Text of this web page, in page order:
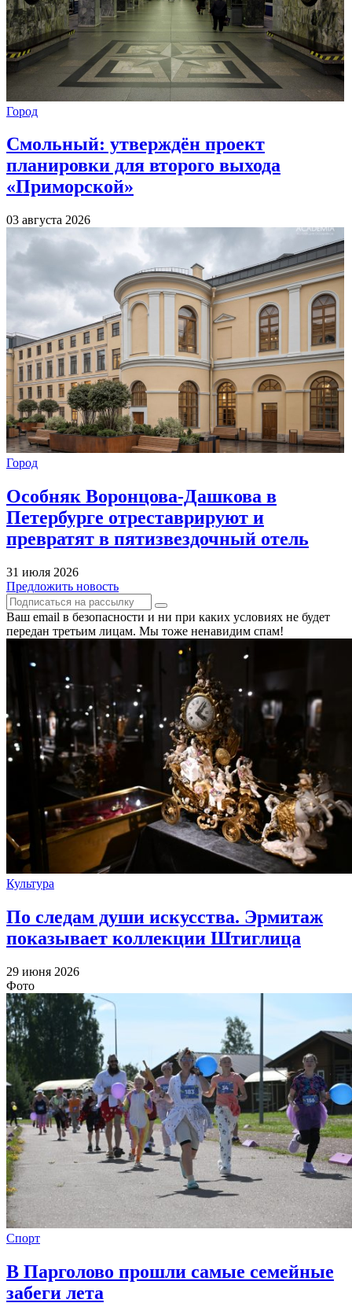
Город
Смольный: утверждён проект
планировки для второго выхода
«Приморской»
03 августа 2026
Город
Особняк Воронцова-Дашкова в
Петербурге отреставрируют и
превратят в пятизвездочный отель
31 июля 2026
Предложить новость
Ваш email в безопасности и ни при каких условиях не будет
передан третьим лицам. Мы тоже ненавидим спам!
Культура
По следам души искусства. Эрмитаж
показывает коллекции Штиглица
29 июня 2026
Фото
Спорт
В Парголово прошли самые семейные
забеги лета